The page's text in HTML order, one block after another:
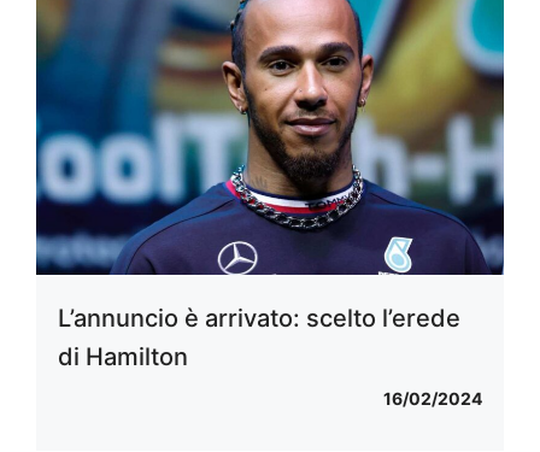
L’annuncio è arrivato: scelto l’erede
di Hamilton
16/02/2024